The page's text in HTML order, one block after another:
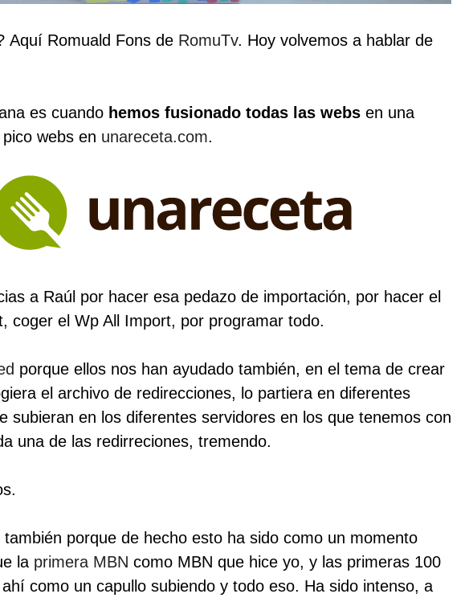
Aquí Romuald Fons de RomuTv. Hoy volvemos a hablar de
es cuando hemos fusionado todas las websen una
webs en unareceta.com.
a Raúl por hacer esa pedazo de importación, por hacer el
coger el Wp All Import, por programar todo.
porque ellos nos han ayudado también, en el tema de crear
el archivo de redirecciones, lo partiera en diferentes
subieran en los diferentes servidores en los que tenemos con
una de las redirreciones, tremendo.
porque de hecho esto ha sido como un momento
la primera MBN como MBN que hice yo, y las primeras 100
como un capullo subiendo y todo eso. Ha sido intenso, a